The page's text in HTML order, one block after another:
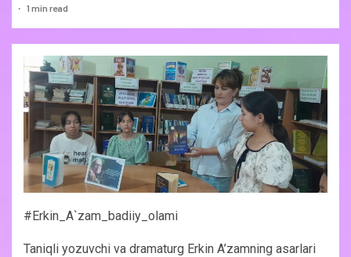
1 min read
#Erkin_A`zam_badiiy_olami
Taniqli yozuvchi va dramaturg Erkin A’zamning asarlari